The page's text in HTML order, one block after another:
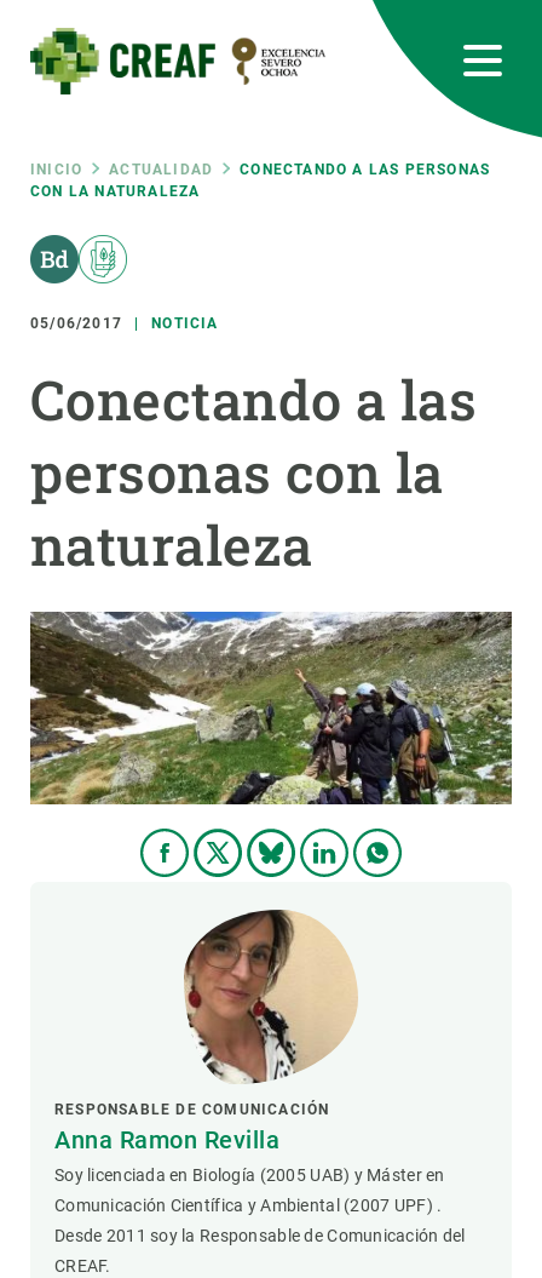
contenido
principal
Ruta
de
navegación
INICIO ACTUALIDAD
CONECTANDO A LAS PERSONAS
CON LA NATURALEZA
05/06/2017 NOTICIA
Conectando a las
personas con la
naturaleza
RESPONSABLE DE COMUNICACIÓN
Anna Ramon Revilla
Soy licenciada en Biología (2005 UAB) y Máster en
Comunicación Científica y Ambiental (2007 UPF) .
Desde 2011 soy la Responsable de Comunicación del
CREAF.
RRSS
Featured
responsive
INTRANET
Responsive
menu
INVESTIGACIÓN
CIENCIA EN ACCIÓN
ÚNETE A NOSOTROS
NOTICIAS Y AGENDA